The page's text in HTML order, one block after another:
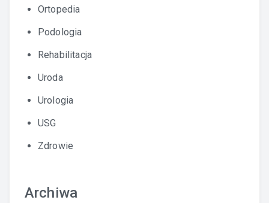
Ortopedia
Podologia
Rehabilitacja
Uroda
Urologia
USG
Zdrowie
Archiwa